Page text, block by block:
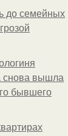
до семейных
снова вышла
бывшего